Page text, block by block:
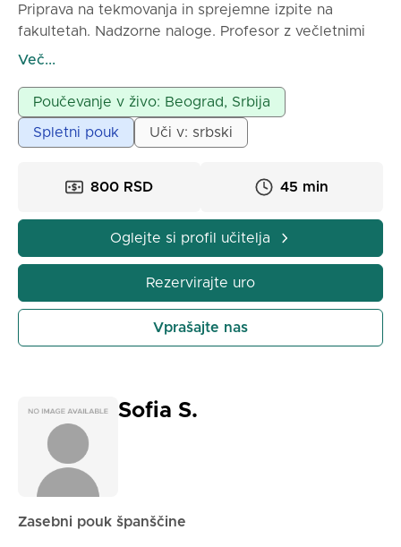
Priprava na tekmovanja in sprejemne izpite na
fakultetah. Nadzorne naloge. Profesor z večletnimi
izkušnjami pri delu s študenti Medicinske, Kemijske,
KOLOKVIJI IN IZPITI. Izdelava zaključnih in
magistrskih del. Spletno ali osebno. Dvoura 1500 din.
Več...
Poučevanje v živo: Beograd, Srbija
Spletni pouk Uči v: srbski
800 RSD 45 min
Oglejte si profil učitelja
Rezervirajte uro
Vprašajte nas
Sofia S.
Zasebni pouk španščine